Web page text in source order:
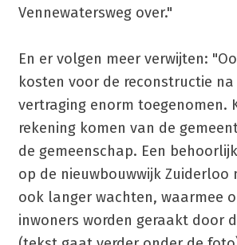
Vennewatersweg over."
En er volgen meer verwijten:
kosten voor de reconstructie na
vertraging enorm toegenomen.
rekening komen van de
de gemeenschap. Een
op de nieuwbouwwijk Zuiderloo
ook langer wachten, waarmee
inwoners worden geraakt door